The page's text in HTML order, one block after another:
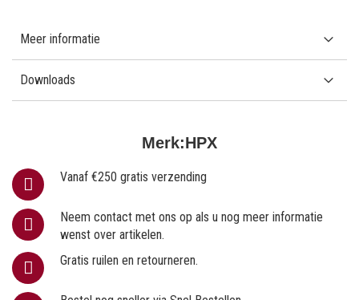
Merk:HPX
Vanaf €250 gratis verzending
Neem contact met ons op als u nog meer informatie
wenst over artikelen.
Gratis ruilen en retourneren.
Meer informatie
Downloads